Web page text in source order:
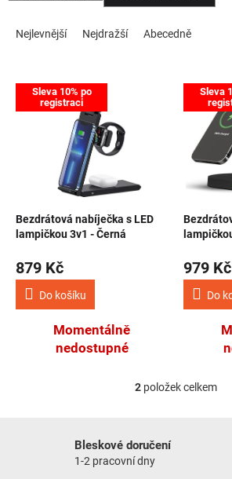
Nejlevnější Nejdražší Abecedně
Výpis produktů
Sleva 10% po
registraci
Bezdrátová nabíječka s LED
lampičkou 3v1 - Černá
879 Kč
Do košíku
Momentálně
nedostupné
Sleva
979 Kč
Do
Ovládací
2položek celkem
Bleskové doručení
1-2 pracovní dny